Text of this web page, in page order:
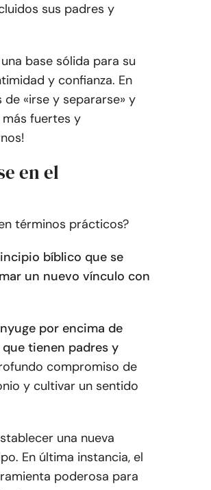
sus padres y
base sólida para su
y confianza. En
«irse y separarse» y
fuertes y
en el
términos prácticos?
bíblico que se
un nuevo vínculo con
por encima de
tienen padres y
compromiso de
y cultivar un sentido
una nueva
En última instancia, el
poderosa para